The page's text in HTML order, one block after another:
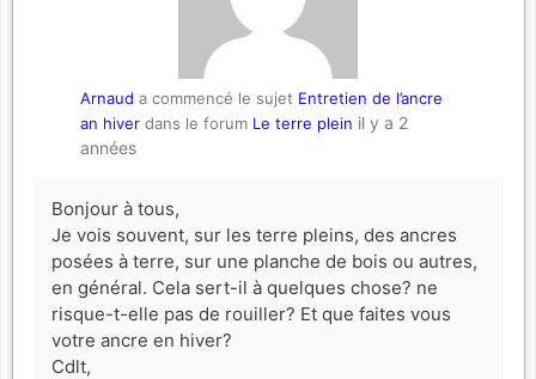
Arnaud a commencé le sujet Entretien de l’ancre
an hiverdans le forum Le terre plein il y a 2
années
Bonjour à tous,
Je vois souvent, sur les terre pleins, des ancres
posées à terre, sur une planche de bois ou autres,
en général. Cela sert-il à quelques chose? ne
risque-t-elle pas de rouiller? Et que faites vous
votre ancre en hiver?
Cdlt,